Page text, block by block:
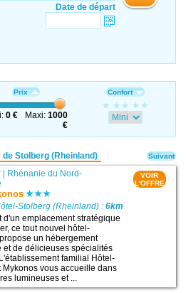
Date de départ
Prix
0 € Maxi:1000
€
Confort
Stolberg (Rheinland)
| Rhénanie du Nord-
Stolberg (Rheinland) :6km
d'un emplacement stratégique
ce tout nouvel hôtel-
un hébergement
et de délicieuses spécialités
familial Hôtel-
Mykonos vous accueille dans
lumineuses et ...
VOIR
L'OFFRE
Suivant